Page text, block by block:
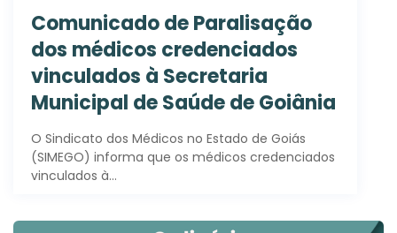
Comunicado de Paralisação
dos médicos credenciados
vinculados à Secretaria
Municipal de Saúde de Goiânia
O Sindicato dos Médicos no Estado de Goiás
(SIMEGO) informa que os médicos credenciados
vinculados à…